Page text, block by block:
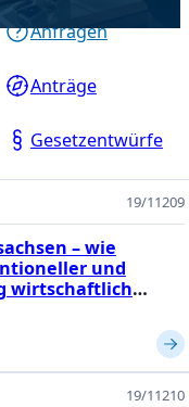
Anfragen
Anträge
Gesetzentwürfe
– wie
und
wirtschaftlich
19/11209
19/11210